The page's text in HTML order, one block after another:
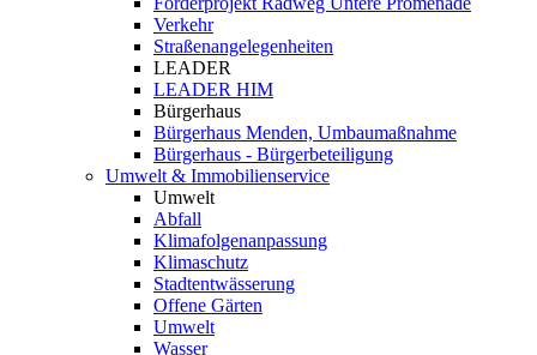
Verkehr
Straßenangelegenheiten
LEADER
LEADER HIM
Bürgerhaus
Bürgerhaus Menden, Umbaumaßnahme
Bürgerhaus - Bürgerbeteiligung
Umwelt & Immobilienservice
Umwelt
Abfall
Klimafolgenanpassung
Klimaschutz
Stadtentwässerung
Offene Gärten
Umwelt
Wasser